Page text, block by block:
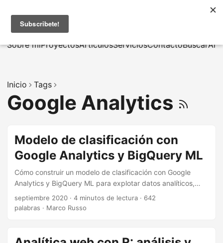
MarcusRB
Sobre míProyectosArtículosServiciosContactoBuscar
Inicio Tags
Google Analytics
Modelo de clasificación con
Google Analytics y BigQuery ML
Cómo construir un modelo de clasificación con Google
Analytics y BigQuery ML para explotar datos analíticos,
seleccionar variables y evaluar resultados de machine
learning.
septiembre 2020 · 4 minutos de lectura · 642
palabras · Marco Russo